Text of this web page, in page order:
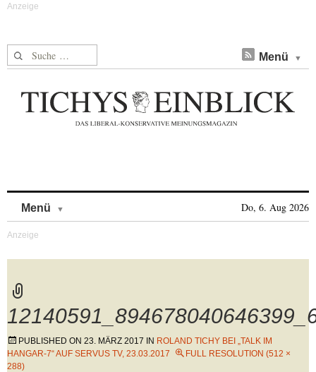
Suche nach: Menü
Menü Do, 6. Aug 2026
PUBLISHED ON 23. MÄRZ 2017 IN ROLAND TICHY BEI „TALK IM
HANGAR-7“ AUF SERVUS TV, 23.03.2017
FULL RESOLUTION (512 ×
288)